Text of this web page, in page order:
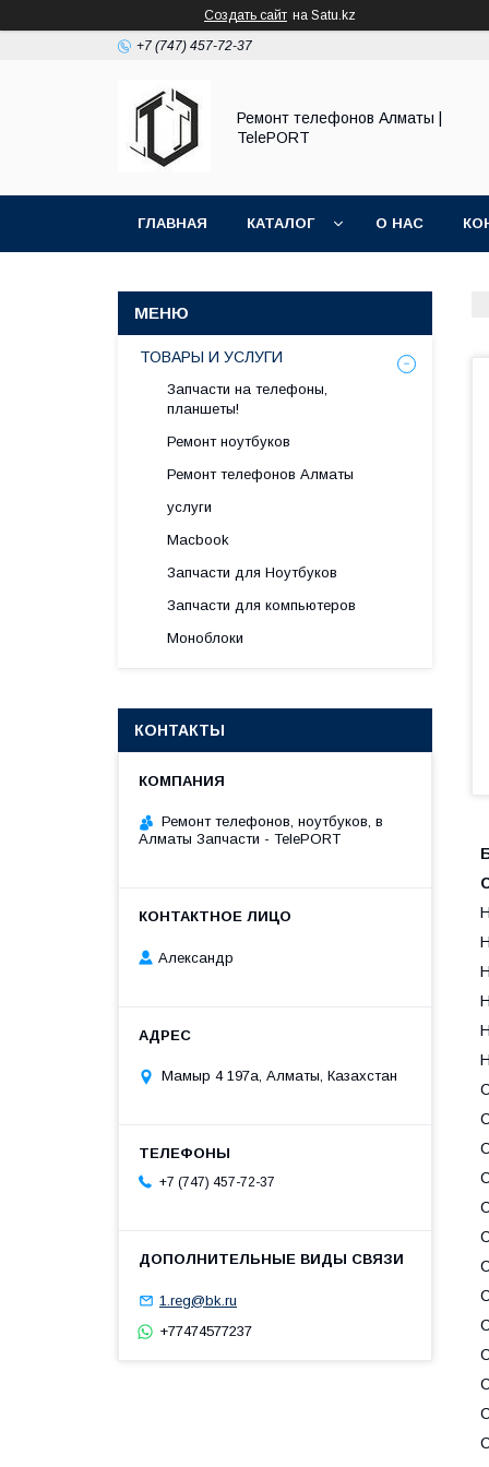
Создать сайт на Satu.kz
+7 (747) 457-72-37
Ремонт телефонов Алматы |
TelePORT
ГЛАВНАЯ КАТАЛОГ О НАС
ТОВАРЫ И УСЛУГИ
Запчасти на телефоны,
планшеты!
Ремонт ноутбуков
Ремонт телефонов Алматы
услуги
Macbook
Запчасти для Ноутбуков
Запчасти для компьютеров
Моноблоки
КОНТАКТЫ
Ремонт телефонов, ноутбуков, в
Алматы Запчасти - TelePORT
Александр
Мамыр 4 197а, Алматы, Казахстан
+7 (747) 457-72-37
1.reg@bk.ru
+77474577237